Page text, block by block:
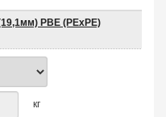
PBE (PEхPE)
кг